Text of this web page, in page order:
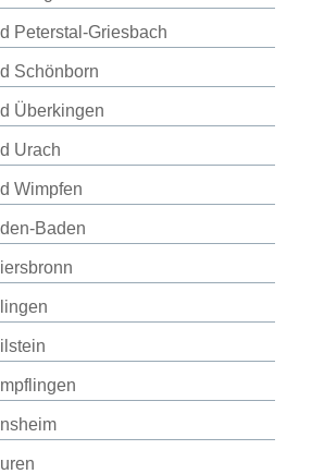
Peterstal-Griesbach
Schönborn
Überkingen
Urach
Wimpfen
Baden